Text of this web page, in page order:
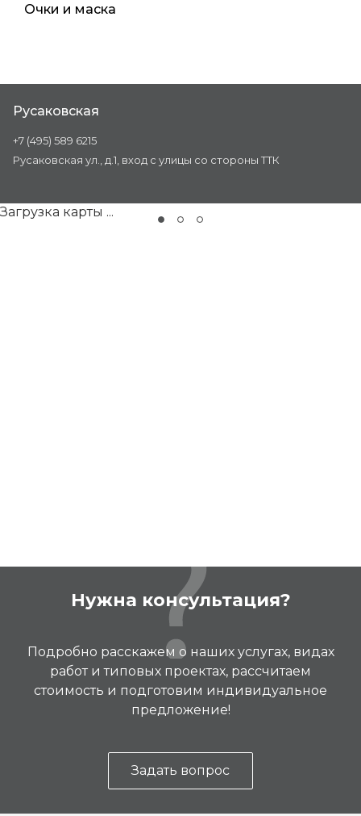
Очки и маска
Русаковская
+7 (495) 589 6215
Русаковская ул., д.1, вход с улицы со стороны ТТК
Загрузка карты ...
Нужна консультация?
Подробно расскажем о наших услугах, видах
работ и типовых проектах, рассчитаем
стоимость и подготовим индивидуальное
предложение!
Задать вопрос